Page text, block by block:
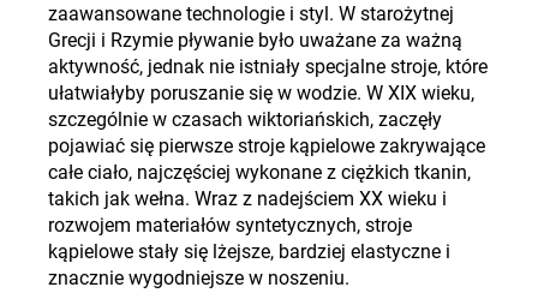
zaawansowane technologie i styl. W starożytnej
Grecji i Rzymie pływanie było uważane za ważną
aktywność, jednak nie istniały specjalne stroje, które
ułatwiałyby poruszanie się w wodzie. W XIX wieku,
szczególnie w czasach wiktoriańskich, zaczęły
pojawiać się pierwsze stroje kąpielowe zakrywające
całe ciało, najczęściej wykonane z ciężkich tkanin,
takich jak wełna. Wraz z nadejściem XX wieku i
rozwojem materiałów syntetycznych, stroje
kąpielowe stały się lżejsze, bardziej elastyczne i
znacznie wygodniejsze w noszeniu.